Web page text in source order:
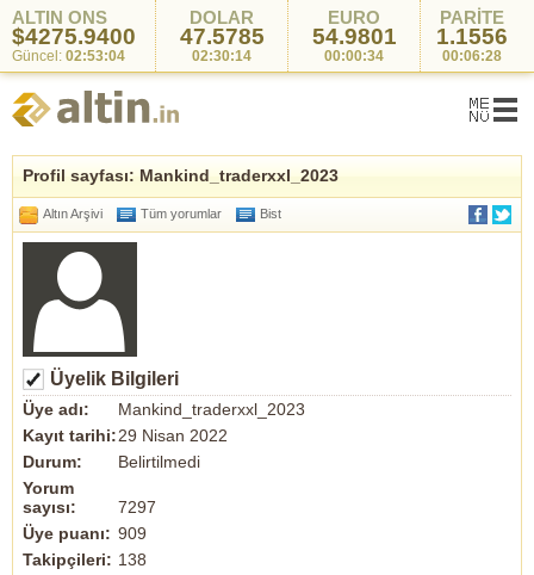
ALTIN ONS
$4275.9400
Güncel: 02:53:04
DOLAR
47.5785
02:30:14
EURO
54.9801
00:00:34
PARİTE
1.1556
00:06:28
Profil sayfası: Mankind_traderxxl_2023
Altın Arşivi Tüm yorumlar Bist
Üyelik Bilgileri
Üye adı:
Mankind_traderxxl_2023
Kayıt tarihi:29 Nisan 2022
Durum:
Belirtilmedi
Yorum
sayısı:
7297
Üye puanı: 909
Takipçileri: 138